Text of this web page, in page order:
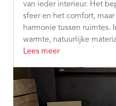
van ieder interieur. Het
sfeer en het comfort,
harmonie tussen ruimtes.
warmte, natuurlijke
Lees meer